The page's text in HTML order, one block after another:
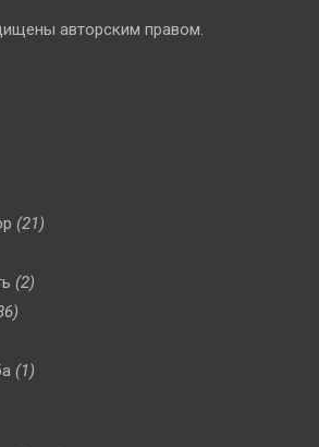
авторским правом.
(21)
(2)
(1)